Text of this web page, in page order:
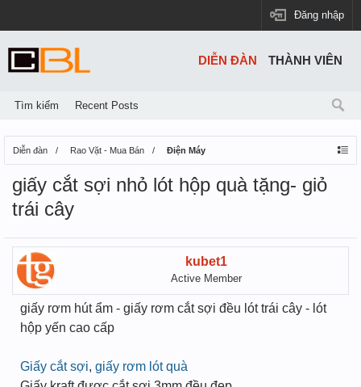
Đăng nhập
Diễn đàn Rao Vặt - Mua Bán Điện Máy
giấy cắt sợi nhỏ lót hộp quà tặng- giỏ
trái cây
kubet1
Active Member
giấy rơm hút ẩm - giấy rơm cắt sợi đều lót trái cây - lót
hộp yến cao cấp
Giấy cắt sợi, giấy rơm lót quà
DIỄN ĐÀN
Tìm kiếm Recent Posts
THÀNH VIÊN